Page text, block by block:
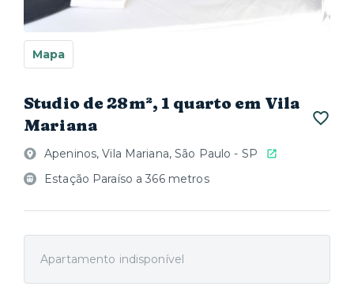
Mapa
Studio de 28m², 1 quarto em Vila
Mariana
Apeninos, Vila Mariana, São Paulo - SP
Estação Paraíso a 366 metros
Apartamento indisponível